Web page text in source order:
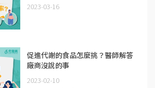
2023-03-16
促進代謝的食品怎麼挑？醫師解答
廠商沒說的事
2023-02-10